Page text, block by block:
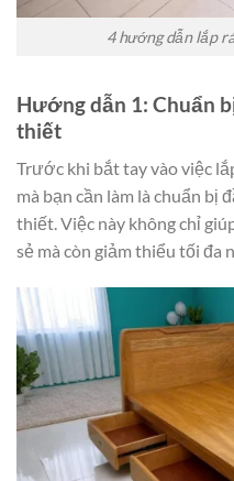
4 hướng dẫn lắp
Hướng dẫn 1: Chuẩn
thiết
Trước khi bắt tay vào việc
mà bạn cần làm là chuẩn bị
thiết. Việc này không chỉ
sẻ mà còn giảm thiểu tối đa